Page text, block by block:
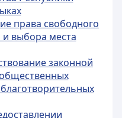
права свободного
выбора места
законной